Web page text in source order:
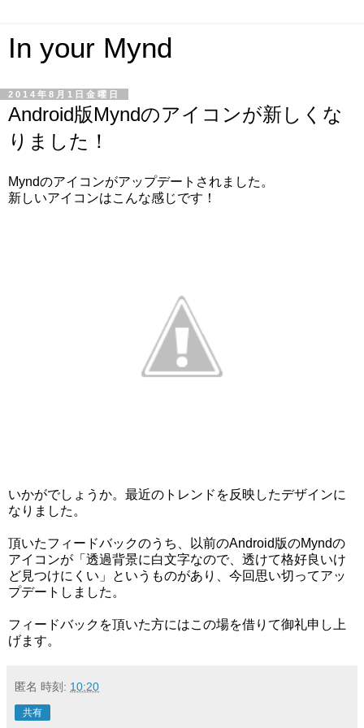
In your Mynd
2014年8月1日金曜日
Android版Myndのアイコンが新しくな
りました！
Myndのアイコンがアップデートされました。
新しいアイコンはこんな感じです！
いかがでしょうか。最近のトレンドを反映したデザインに
なりました。
頂いたフィードバックのうち、以前のAndroid版のMyndの
アイコンが「透過背景に白文字なので、透けて格好良いけ
ど見つけにくい」というものがあり、今回思い切ってアッ
プデートしました。
フィードバックを頂いた方にはこの場を借りて御礼申し上
げます。
匿名 時刻: 10:20
共有